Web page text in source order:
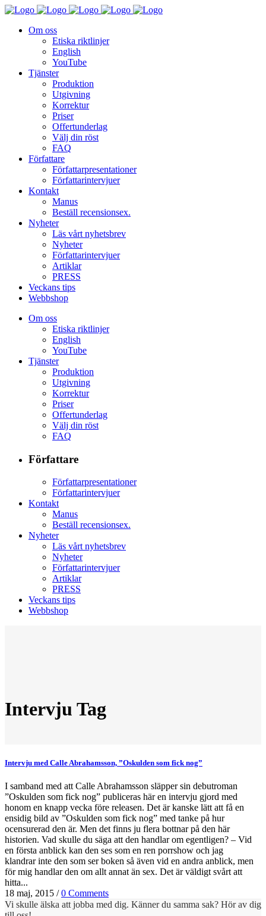
Om oss
Etiska riktlinjer
English
YouTube
Tjänster
Produktion
Utgivning
Korrektur
Priser
Offertunderlag
Välj din röst
FAQ
Författare
Författarpresentationer
Författarintervjuer
Kontakt
Manus
Beställ recensionsex.
Nyheter
Läs vårt nyhetsbrev
Nyheter
Författarintervjuer
Artiklar
PRESS
Veckans tips
Webbshop
Om oss
Etiska riktlinjer
English
YouTube
Tjänster
Produktion
Utgivning
Korrektur
Priser
Offertunderlag
Välj din röst
FAQ
Författare
Författarpresentationer
Författarintervjuer
Kontakt
Manus
Beställ recensionsex.
Nyheter
Läs vårt nyhetsbrev
Nyheter
Författarintervjuer
Artiklar
PRESS
Veckans tips
Webbshop
Intervju Tag
Intervju med Calle Abrahamsson, ”Oskulden som fick nog”
I samband med att Calle Abrahamsson släpper sin debutroman
”Oskulden som fick nog” publiceras här en intervju gjord med
honom en knapp vecka före releasen. Det är kanske lätt att få en
ensidig bild av ”Oskulden som fick nog” med tanke på hur
ocensurerad den är. Men det finns ju flera bottnar på den här
historien. Vad skulle du säga att den handlar om egentligen? – Vid
en första anblick kan den ses som en ren porrshow och jag
klandrar inte den som ser boken så även vid en andra anblick, men
för mig handlar den om allt annat än sex. Det är väldigt svårt att
hitta...
18 maj, 2015 /0 Comments
Vi skulle älska att jobba med dig. Känner du samma sak? Hör av dig